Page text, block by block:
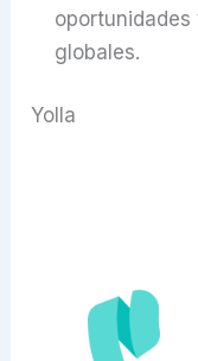
globales.
Yolla